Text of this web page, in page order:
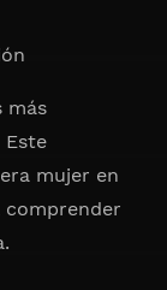
más
Este
mujer en
comprender